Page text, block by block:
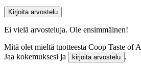
Kirjoita arvostelu
Ei vielä arvosteluja. Ole ensimmäinen!
Mitä olet mieltä tuotteesta Coop Taste of
Jaa kokemuksesi ja
kirjoita arvostelu .